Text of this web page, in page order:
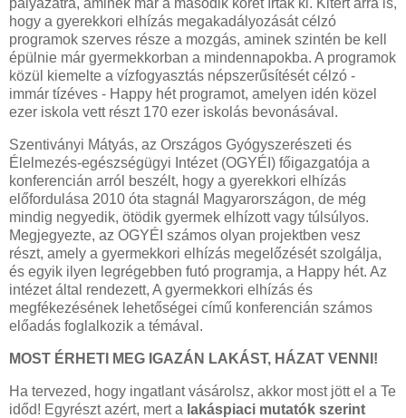
pályázatra, aminek már a második körét írták ki. Kitért arra is,
hogy a gyerekkori elhízás megakadályozását célzó
programok szerves része a mozgás, aminek szintén be kell
épülnie már gyermekkorban a mindennapokba. A programok
közül kiemelte a vízfogyasztás népszerűsítését célzó -
immár tízéves - Happy hét programot, amelyen idén közel
ezer iskola vett részt 170 ezer iskolás bevonásával.
Szentiványi Mátyás, az Országos Gyógyszerészeti és
Élelmezés-egészségügyi Intézet (OGYÉI) főigazgatója a
konferencián arról beszélt, hogy a gyerekkori elhízás
előfordulása 2010 óta stagnál Magyarországon, de még
mindig negyedik, ötödik gyermek elhízott vagy túlsúlyos.
Megjegyezte, az OGYÉI számos olyan projektben vesz
részt, amely a gyermekkori elhízás megelőzését szolgálja,
és egyik ilyen legrégebben futó programja, a Happy hét. Az
intézet által rendezett, A gyermekkori elhízás és
megfékezésének lehetőségei című konferencián számos
előadás foglalkozik a témával.
MOST ÉRHETI MEG IGAZÁN LAKÁST, HÁZAT VENNI!
Ha tervezed, hogy ingatlant vásárolsz, akkor most jött el a Te
időd! Egyrészt azért, mert a lakáspiaci mutatók szerint